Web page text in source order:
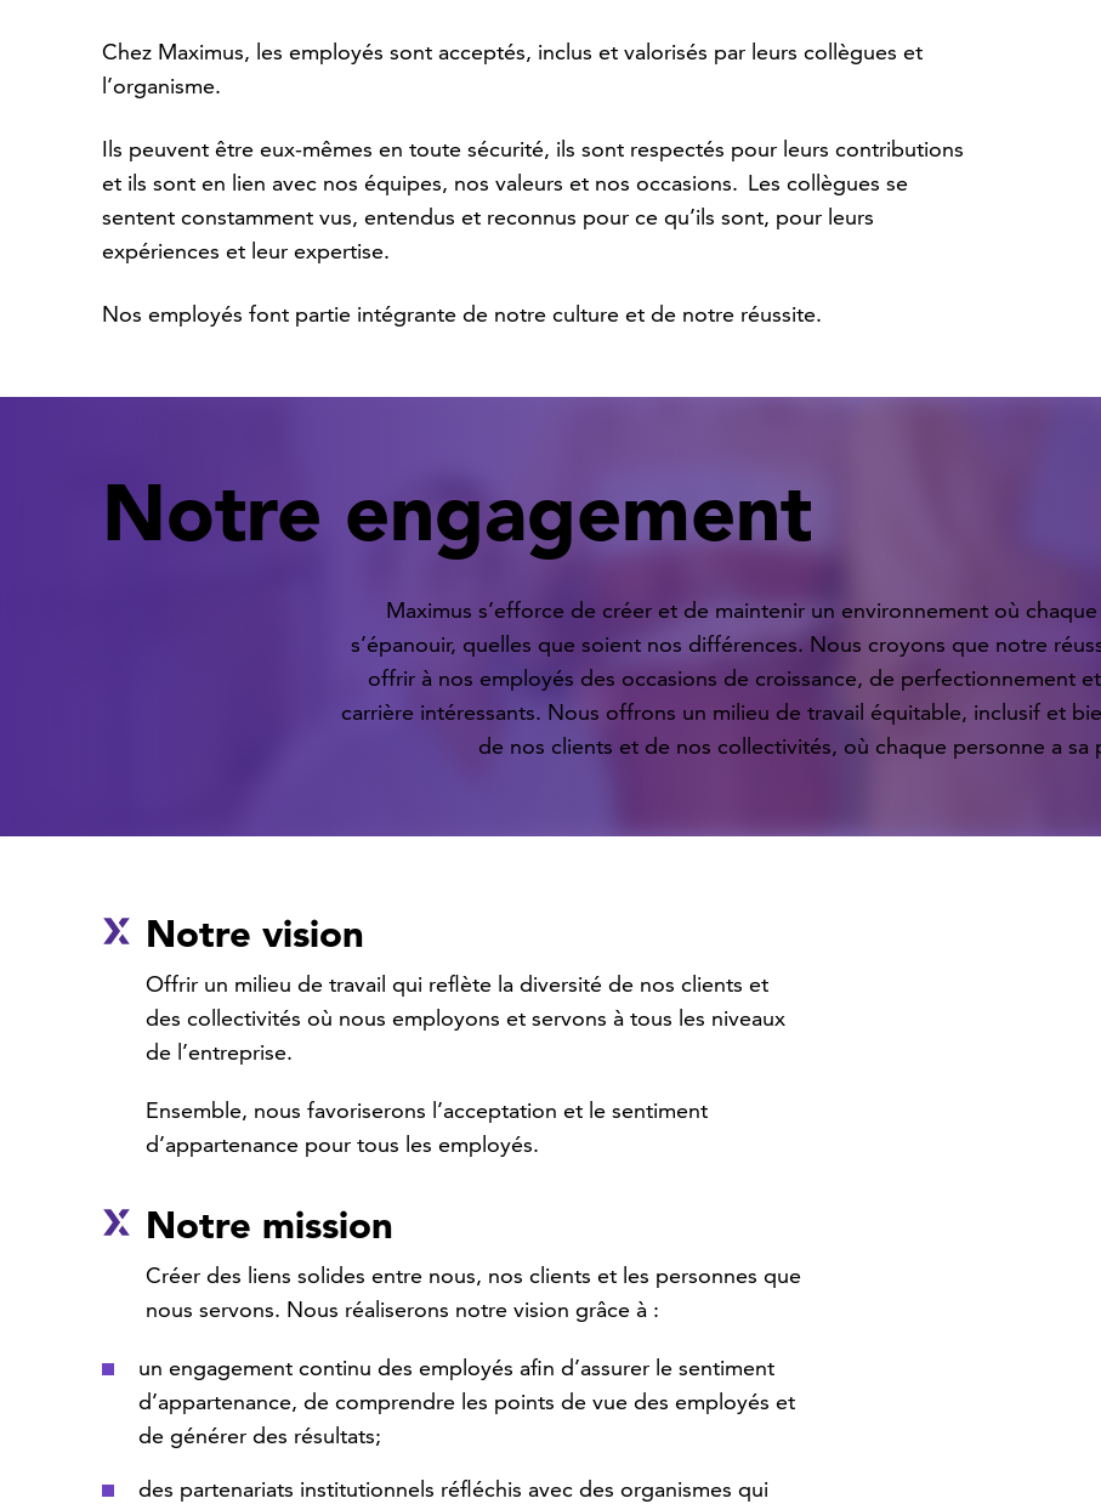
Chez Maximus, les employés sont acceptés, inclus et valorisés par leurs collègues et
l’organisme.
Ils peuvent être eux-mêmes en toute sécurité, ils sont respectés pour leurs contributions
et ils sont en lien avec nos équipes, nos valeurs et nos occasions. Les collègues se
sentent constamment vus, entendus et reconnus pour ce qu’ils sont, pour leurs
expériences et leur expertise.
Nos employés font partie intégrante de notre culture et de notre réussite.
Notre engagement
Maximus s’efforce de créer et de maintenir un environnement où
s’épanouir, quelles que soient nos différences. Nous croyons que notre
offrir à nos employés des occasions de croissance, de perfectionnement
carrière intéressants. Nous offrons un milieu de travail équitable, inclusif et
de nos clients et de nos collectivités, où chaque personne a sa
Notre vision
Offrir un milieu de travail qui reflète la diversité de nos clients et
des collectivités où nous employons et servons à tous les niveaux
de l’entreprise.
Ensemble, nous favoriserons l’acceptation et le sentiment
d’appartenance pour tous les employés.
Notre mission
Créer des liens solides entre nous, nos clients et les personnes que
nous servons. Nous réaliserons notre vision grâce à :
un engagement continu des employés afin d’assurer le sentiment
d’appartenance, de comprendre les points de vue des employés et
de générer des résultats;
des partenariats institutionnels réfléchis avec des organismes qui